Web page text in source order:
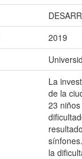
2019
La
de la
23
la